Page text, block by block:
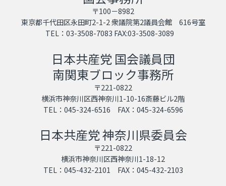
〒100－8982
東京都千代田区永田町2-1-2 衆議院第2議員会館 616号室
TEL：03-3508-7083 FAX:03-3508-3089
日本共産党 国会議員団
南関東ブロック事務所
〒221-0822
横浜市神奈川区西神奈川1-10-16斎藤ビル2階
TEL：045-324-6516 FAX：045-324-6596
日本共産党 神奈川県委員会
〒221-0822
横浜市神奈川区西神奈川1-18-12
TEL：045-432-2101 FAX：045-432-2103